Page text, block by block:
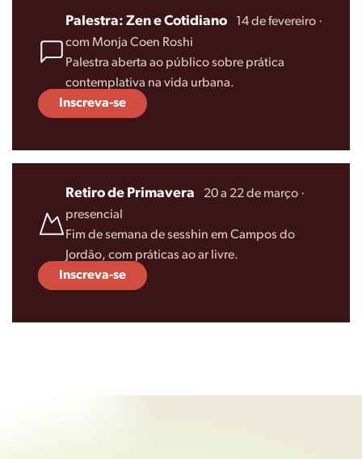
Palestra: Zen e Cotidiano
14 de fevereiro ·
com Monja Coen Roshi
Palestra aberta ao público sobre prática
contemplativa na vida urbana.
Inscreva-se
Retiro de Primavera
20 a 22 de março ·
presencial
Fim de semana de sesshin em Campos do
Jordão, com práticas ao ar livre.
Inscreva-se